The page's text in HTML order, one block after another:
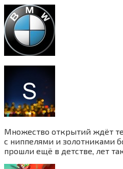
Множество открытий ждёт
с ниппелями и золотниками
прошли ещё в детстве, лет